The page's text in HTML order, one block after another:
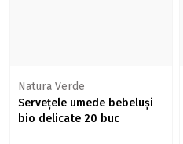
Natura Verde
Servețele umede bebeluși
bio delicate 20 buc